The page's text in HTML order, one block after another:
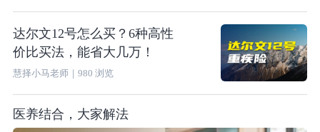
达尔文12号怎么买？6种高性
价比买法，能省大几万！
慧择小马老师｜ 980 浏览
医养结合，大家解法